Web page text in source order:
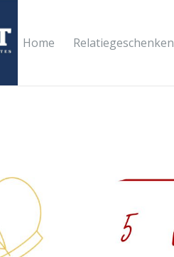
Home Relatiegeschenken